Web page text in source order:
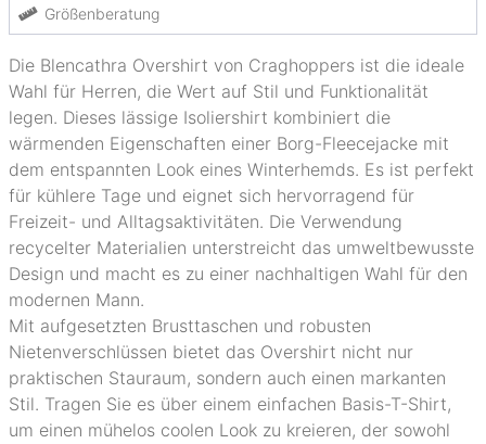
Größenberatung
Die Blencathra Overshirt von Craghoppers ist die ideale
Wahl für Herren, die Wert auf Stil und Funktionalität
legen. Dieses lässige Isoliershirt kombiniert die
wärmenden Eigenschaften einer Borg-Fleecejacke mit
dem entspannten Look eines Winterhemds. Es ist perfekt
für kühlere Tage und eignet sich hervorragend für
Freizeit- und Alltagsaktivitäten. Die Verwendung
recycelter Materialien unterstreicht das umweltbewusste
Design und macht es zu einer nachhaltigen Wahl für den
modernen Mann.
Mit aufgesetzten Brusttaschen und robusten
Nietenverschlüssen bietet das Overshirt nicht nur
praktischen Stauraum, sondern auch einen markanten
Stil. Tragen Sie es über einem einfachen Basis-T-Shirt,
um einen mühelos coolen Look zu kreieren, der sowohl